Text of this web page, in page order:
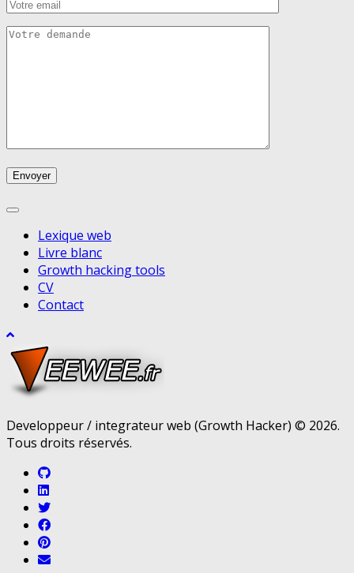
Lexique web
Livre blanc
Growth hacking tools
CV
Contact
Developpeur / integrateur web (Growth Hacker) © 2026.
Tous droits réservés.